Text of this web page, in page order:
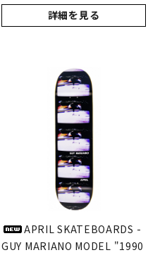
詳細を見る
APRIL SKATEBOARDS -
GUY MARIANO MODEL "1990